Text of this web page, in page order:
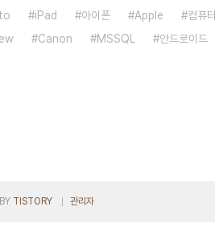
iPad 아이폰 Apple
컴퓨터
Canon MSSQL
안드로이드
TISTORY 관리자